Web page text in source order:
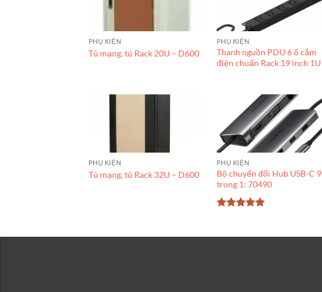
PHỤ KIỆN
Tủ mạng, tủ Rack 20U – D600
PHỤ KIỆN
Thanh nguồn PDU 6 ổ cắm
điện chuẩn Rack 19 inch 1U
PHỤ KIỆN
Tủ mạng, tủ Rack 32U – D600
PHỤ KIỆN
Bộ chuyển đổi Hub USB-C 9
trong 1: 70490
sao